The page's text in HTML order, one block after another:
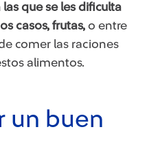
que se les dificulta
casos, frutas, o entre
comer las raciones
alimentos.
un buen